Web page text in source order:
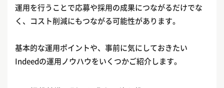
運用を行うことで応募や採用の成果につながるだけでな
く、コスト削減にもつながる可能性があります。
基本的な運用ポイントや、事前に気にしておきたい
Indeedの運用ノウハウをいくつかご紹介します。